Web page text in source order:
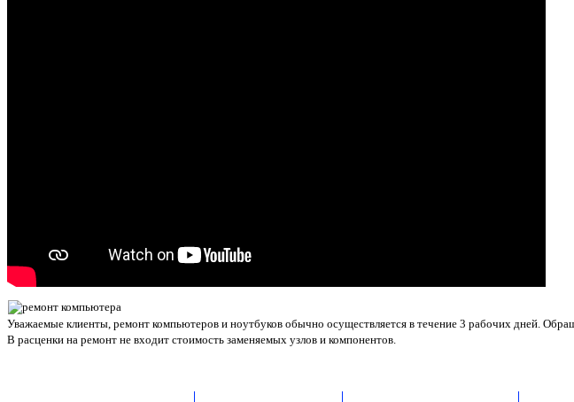
Уважаемые клиенты, ремонт компьютеров и ноутбуков обычно осуществляется в течение 3 рабочих дней.
В расценки на ремонт не входит стоимость заменяемых узлов и компонентов.